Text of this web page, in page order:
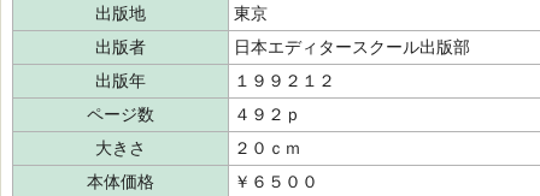
出版地
東京
出版者
日本エディタースクール出版部
出版年
１９９２１２
ページ数
４９２ｐ
大きさ
２０ｃｍ
本体価格
￥６５００